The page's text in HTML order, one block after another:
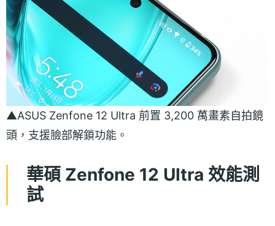
▲ASUS Zenfone 12 Ultra 前置 3,200 萬畫素自拍鏡
頭，支援臉部解鎖功能。
華碩 Zenfone 12 Ultra 效能測
試